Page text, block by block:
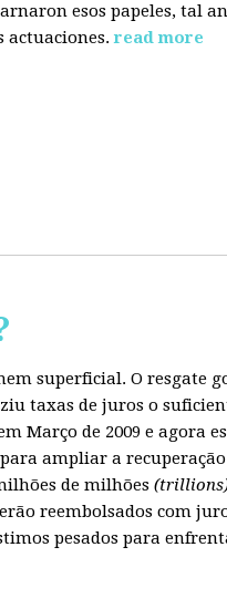
esos papeles, tal
actuaciones. read more
superficial. O resgate
taxas de juros o
Março de 2009 e agora
ampliar a
de milhões
reembolsados com
pesados para